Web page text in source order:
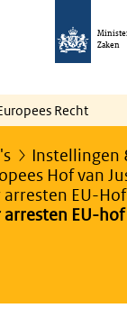
Zaken
Recht
Instellingen
Hof van
arresten EU-Hof
arresten EU-hof